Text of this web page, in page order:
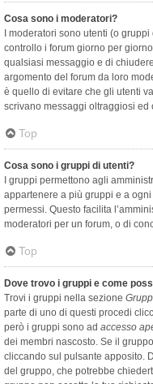
Cosa sono i moderatori?
I moderatori sono utenti (o
controllo i forum giorno per
qualsiasi messaggio e di
argomento del forum da loro
è quello di evitare che gli utenti
scrivano messaggi oltraggiosi ed
Top
Cosa sono i gruppi di utenti?
I gruppi permettono agli
appartenere a più gruppi e a
permessi. Questo facilita
moderatori per un forum, o di
Top
Dove trovo i gruppi e come
Trovi i gruppi nella sezione
parte di uno di questi procedi
però i gruppi sono ad accesso
dei membri nascosto. Se il
cliccando sul pulsante apposito.
del gruppo, che potrebbe